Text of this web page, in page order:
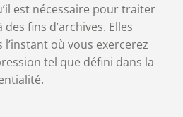
est nécessaire pour traiter
fins d’archives. Elles
où vous exercerez
tel que défini dans la
.